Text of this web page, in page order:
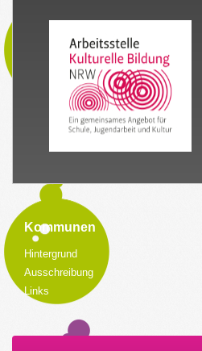
Kommunen
Hintergrund
Ausschreibung
Links